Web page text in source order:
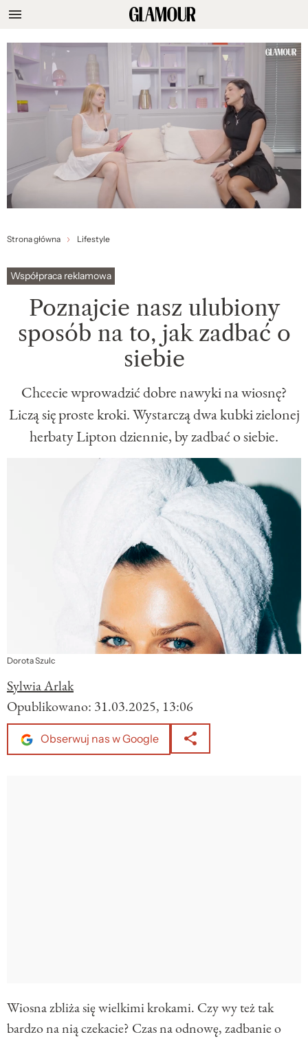
Strona główna Lifestyle
Współpraca reklamowa
Poznajcie nasz ulubiony
sposób na to, jak zadbać o
siebie
Chcecie wprowadzić dobre nawyki na wiosnę?
Liczą się proste kroki. Wystarczą dwa kubki zielonej
herbaty Lipton dziennie, by zadbać o siebie.
Dorota Szulc
Sylwia Arlak
Opublikowano: 31.03.2025, 13:06
Obserwuj nas w Google
Wiosna zbliża się wielkimi krokami. Czy wy też tak
bardzo na nią czekacie? Czas na odnowę, zadbanie o